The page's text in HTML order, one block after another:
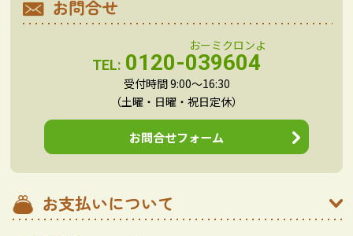
お問合せ
TEL: 0120-039604
受付時間 9:00～16:30
（土曜・日曜・祝日定休）
お問合せフォーム
お支払いについて